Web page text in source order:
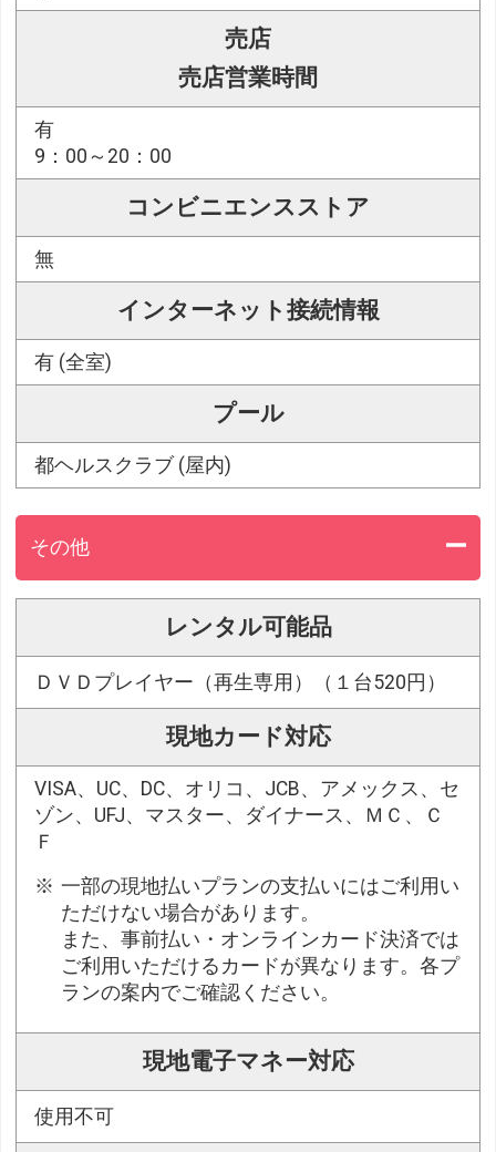
売店
売店営業時間
有
9：00～20：00
コンビニエンスストア
無
インターネット接続情報
有 (全室)
プール
都ヘルスクラブ (屋内)
その他
レンタル可能品
ＤＶＤプレイヤー（再生専用）（１台520円）
現地カード対応
VISA、UC、DC、オリコ、JCB、アメックス、セ
ゾン、UFJ、マスター、ダイナース、ＭＣ、Ｃ
Ｆ
一部の現地払いプランの支払いにはご利用い
ただけない場合があります。
また、事前払い・オンラインカード決済では
ご利用いただけるカードが異なります。各プ
ランの案内でご確認ください。
現地電子マネー対応
使用不可